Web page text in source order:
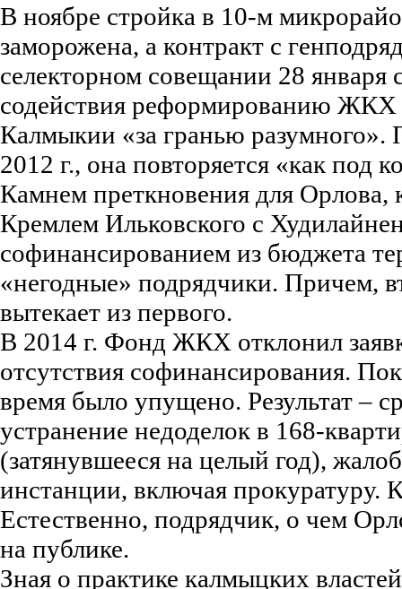
В ноябре стройка в 10-м
заморожена, а контракт с
селекторном совещании 28 января
содействия реформированию ЖКХ
Калмыкии «за гранью разумного».
2012 г., она повторяется «как под
Камнем преткновения для Орлова,
Кремлем Ильковского с
софинансированием из бюджета
«негодные» подрядчики. Причем,
вытекает из первого.
В 2014 г. Фонд ЖКХ отклонил
отсутствия софинансирования.
время было упущено. Результат –
устранение недоделок в 168-
(затянувшееся на целый год),
инстанции, включая прокуратуру.
Естественно, подрядчик, о чем
на публике.
Зная о практике калмыцких